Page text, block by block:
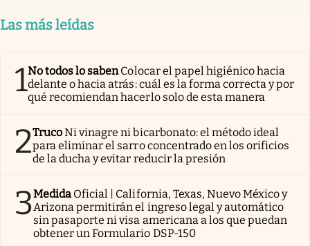
Las más leídas
1No todos lo sabenColocar el papel higiénico hacia
delante o hacia atrás: cuál es la forma correcta y por
qué recomiendan hacerlo solo de esta manera
2TrucoNi vinagre ni bicarbonato: el método ideal
para eliminar el sarro concentrado en los orificios
de la ducha y evitar reducir la presión
3Medida Oficial | California, Texas, Nuevo México y
Arizona permitirán el ingreso legal y automático
sin pasaporte ni visa americana a los que puedan
obtener un Formulario DSP-150